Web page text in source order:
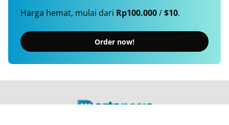
Harga hemat, mulai dari Rp100.000/$10.
Order now!